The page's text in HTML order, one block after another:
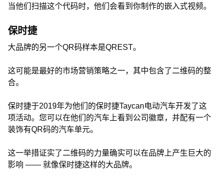
当他们扫描这个代码时，他们会看到你制作的嵌入式视频。
保时捷
大品牌的另一个QR码样本是QREST。
这可能是最好的市场营销策略之一，其中包含了二维码的整
合。
保时捷于2019年为他们的保时捷Taycan电动汽车开发了这
项活动。您可以在他们的汽车上看到公司徽章，并配有一个
装饰有QR码的汽车单元。
这一举措证实了二维码的力量确实可以在品牌上产生巨大的
影响 —— 就像保时捷这样的大品牌。